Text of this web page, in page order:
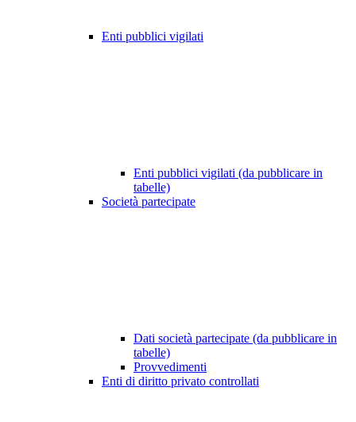
Enti pubblici vigilati
Enti pubblici vigilati (da pubblicare in
tabelle)
Società partecipate
Dati società partecipate (da pubblicare in
tabelle)
Provvedimenti
Enti di diritto privato controllati